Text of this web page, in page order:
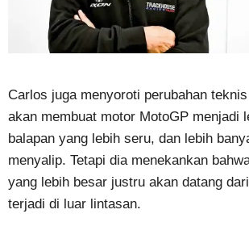
Carlos juga menyoroti perubahan
akan membuat motor MotoGP menjadi
balapan yang lebih seru, dan lebih
menyalip. Tetapi dia menekankan
yang lebih besar justru akan datang
terjadi di luar lintasan.